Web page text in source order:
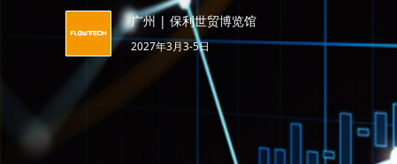
广州 | 保利世贸博览馆
2027年3月3-5日